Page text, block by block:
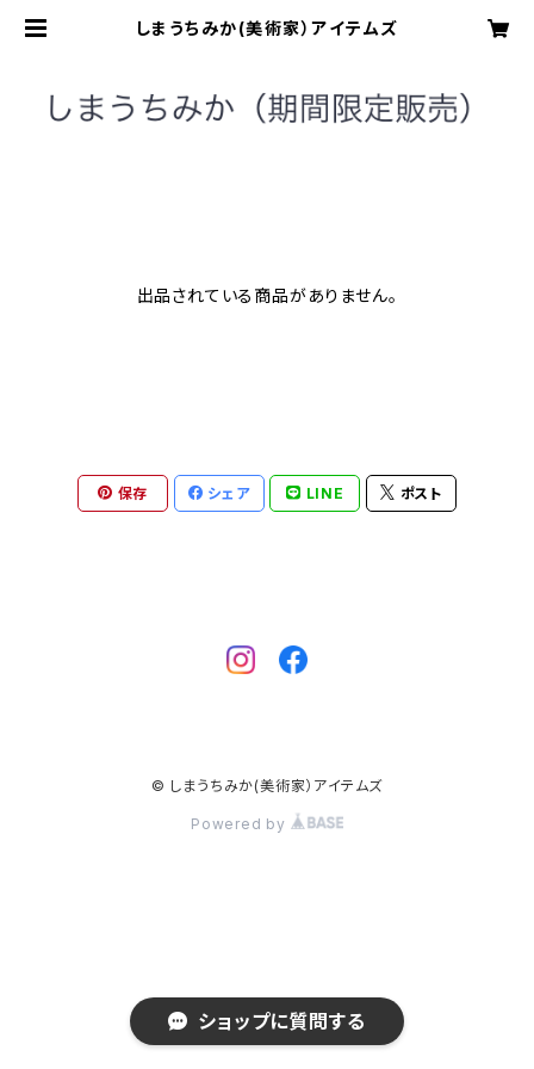
しまうちみか(美術家）アイテムズ
出品されている商品がありません。
保存 シェア LINE ポスト
© しまうちみか(美術家）アイテムズ
Powered by
ショップに質問する